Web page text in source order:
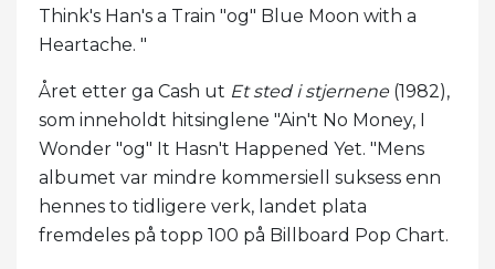
Think's Han's a Train "og" Blue Moon with a
Heartache. "
Året etter ga Cash ut Et sted i stjernene(1982),
som inneholdt hitsinglene "Ain't No Money, I
Wonder "og" It Hasn't Happened Yet. "Mens
albumet var mindre kommersiell suksess enn
hennes to tidligere verk, landet plata
fremdeles på topp 100 på Billboard Pop Chart.